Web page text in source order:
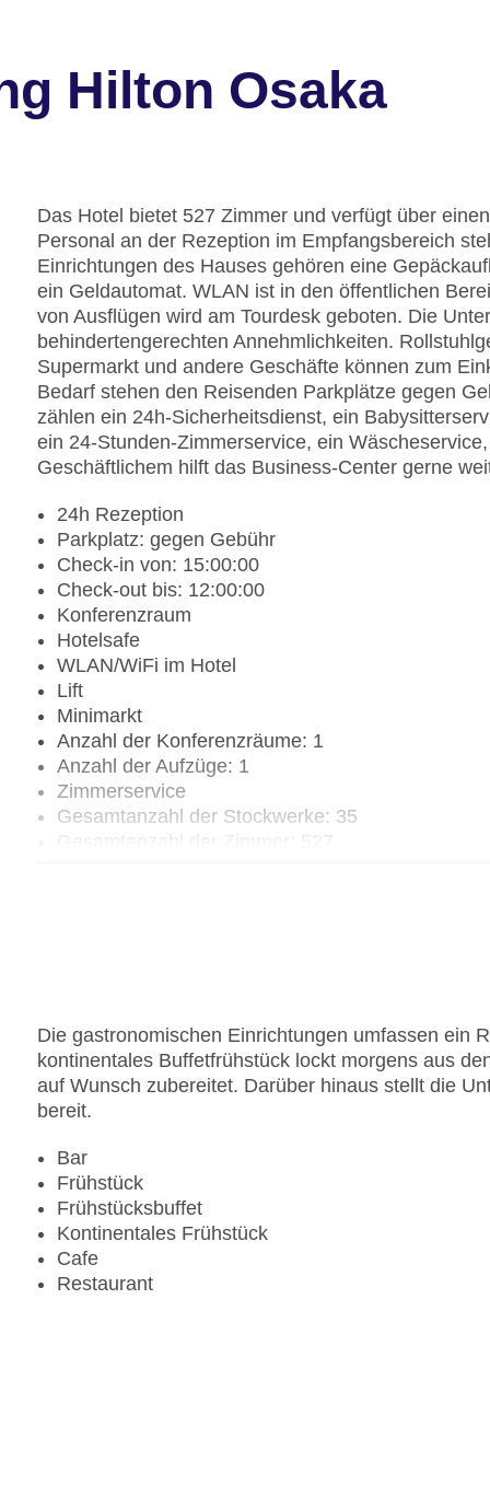
Hilton Osaka
Das Hotel bietet 527 Zimmer und verfügt über
Personal an der Rezeption im Empfangsbereich
Einrichtungen des Hauses gehören eine
ein Geldautomat. WLAN ist in den öffentlichen
von Ausflügen wird am Tourdesk geboten. Die
behindertengerechten Annehmlichkeiten.
Supermarkt und andere Geschäfte können zum
Bedarf stehen den Reisenden Parkplätze gegen
zählen ein 24h-Sicherheitsdienst, ein
ein 24-Stunden-Zimmerservice, ein
Geschäftlichem hilft das Business-Center gerne
24h Rezeption
Parkplatz: gegen Gebühr
Check-in von: 15:00:00
Check-out bis: 12:00:00
Konferenzraum
Hotelsafe
WLAN/WiFi im Hotel
Lift
Minimarkt
Anzahl der Konferenzräume: 1
Anzahl der Aufzüge: 1
Zimmerservice
Gesamtanzahl der Stockwerke: 35
Die gastronomischen Einrichtungen umfassen ein
kontinentales Buffetfrühstück lockt morgens aus
auf Wunsch zubereitet. Darüber hinaus stellt die
bereit.
Bar
Frühstück
Frühstücksbuffet
Kontinentales Frühstück
Cafe
Restaurant